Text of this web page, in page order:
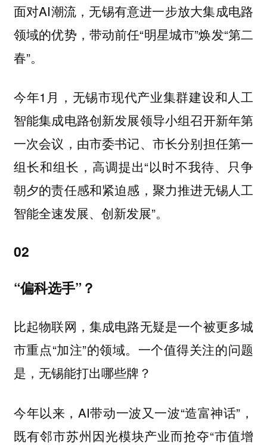
面对AI潮流，无锡有意进一步放大集成电路
领域的优势，带动前任“明星城市”焕发“第二
春”。
今年1月，无锡市现代产业集群建设和人工
智能集成电路创新发展领导小组召开新年第
一次会议，由市委书记、市长分别担任第一
组长和组长，高调提出“以时不我待、只争
朝夕的责任感和紧迫感，聚力推进无锡人工
智能全速发展、创新发展”。
02
“偏科选手”？
比起物联网，集成电路无疑是一个被更多城
市重点“加注”的领域。一个值得关注的问题
是，无锡能打出哪些牌？
今年以来，AI带动一波又一波“造富神话”，
既有邻市苏州因光模块产业而抢夺“市值增